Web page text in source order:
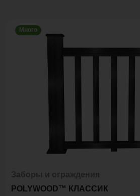
Много
POLYWOOD™ КЛАССИК